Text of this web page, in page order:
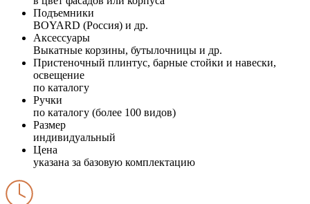
Подъемники
BOYARD (Россия) и др.
Аксессуары
Выкатные корзины, бутылочницы и др.
Пристеночный плинтус, барные стойки и навески,
освещение
по каталогу
Ручки
по каталогу (более 100 видов)
Размер
индивидуальный
Цена
указана за базовую комплектацию